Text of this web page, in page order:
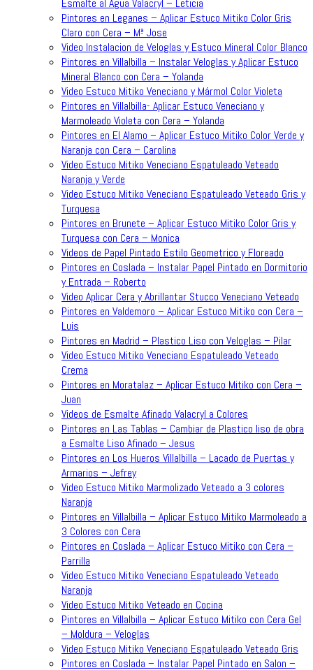
Esmalte al Agua Valacryl – Leticia
Pintores en Leganes – Aplicar Estuco Mitiko Color Gris
Claro con Cera – Mª Jose
Video Instalacion de Veloglas y Estuco Mineral Color Blanco
Pintores en Villalbilla – Instalar Veloglas y Aplicar Estuco
Mineral Blanco con Cera – Yolanda
Video Estuco Mitiko Veneciano y Mármol Color Violeta
Pintores en Villalbilla- Aplicar Estuco Veneciano y
Marmoleado Violeta con Cera – Yolanda
Pintores en El Alamo – Aplicar Estuco Mitiko Color Verde y
Naranja con Cera – Carolina
Video Estuco Mitiko Veneciano Espatuleado Veteado
Naranja y Verde
Video Estuco Mitiko Veneciano Espatuleado Veteado Gris y
Turquesa
Pintores en Brunete – Aplicar Estuco Mitiko Color Gris y
Turquesa con Cera – Monica
Videos de Papel Pintado Estilo Geometrico y Floreado
Pintores en Coslada – Instalar Papel Pintado en Dormitorio
y Entrada – Roberto
Video Aplicar Cera y Abrillantar Stucco Veneciano Veteado
Pintores en Valdemoro – Aplicar Estuco Mitiko con Cera –
Luis
Pintores en Madrid – Plastico Liso con Veloglas – Pilar
Video Estuco Mitiko Veneciano Espatuleado Veteado
Crema
Pintores en Moratalaz – Aplicar Estuco Mitiko con Cera –
Juan
Videos de Esmalte Afinado Valacryl a Colores
Pintores en Las Tablas – Cambiar de Plastico liso de obra
a Esmalte Liso Afinado – Jesus
Pintores en Los Hueros Villalbilla – Lacado de Puertas y
Armarios – Jefrey
Video Estuco Mitiko Marmolizado Veteado a 3 colores
Naranja
Pintores en Villalbilla – Aplicar Estuco Mitiko Marmoleado a
3 Colores con Cera
Pintores en Coslada – Aplicar Estuco Mitiko con Cera –
Parrilla
Video Estuco Mitiko Veneciano Espatuleado Veteado
Naranja
Video Estuco Mitiko Veteado en Cocina
Pintores en Villalbilla – Aplicar Estuco Mitiko con Cera Gel
– Moldura – Veloglas
Video Estuco Mitiko Veneciano Espatuleado Veteado Gris
Pintores en Coslada – Instalar Papel Pintado en Salon –